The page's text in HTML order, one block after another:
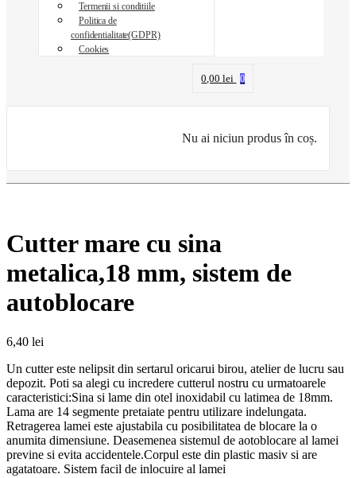
Termenii si conditiile
Politica de
confidentialitate(GDPR)
Cookies
0,00lei 0
Nu ai niciun produs în coș.
Cutter mare cu sina
metalica,18 mm, sistem de
autoblocare
6,40 lei
Un cutter este nelipsit din sertarul oricarui birou, atelier de lucru sau
depozit. Poti sa alegi cu incredere cutterul nostru cu urmatoarele
caracteristici:Sina si lame din otel inoxidabil cu latimea de 18mm.
Lama are 14 segmente pretaiate pentru utilizare indelungata.
Retragerea lamei este ajustabila cu posibilitatea de blocare la o
anumita dimensiune. Deasemenea sistemul de aotoblocare al lamei
previne si evita accidentele.Corpul este din plastic masiv si are
agatatoare. Sistem facil de inlocuire al lamei